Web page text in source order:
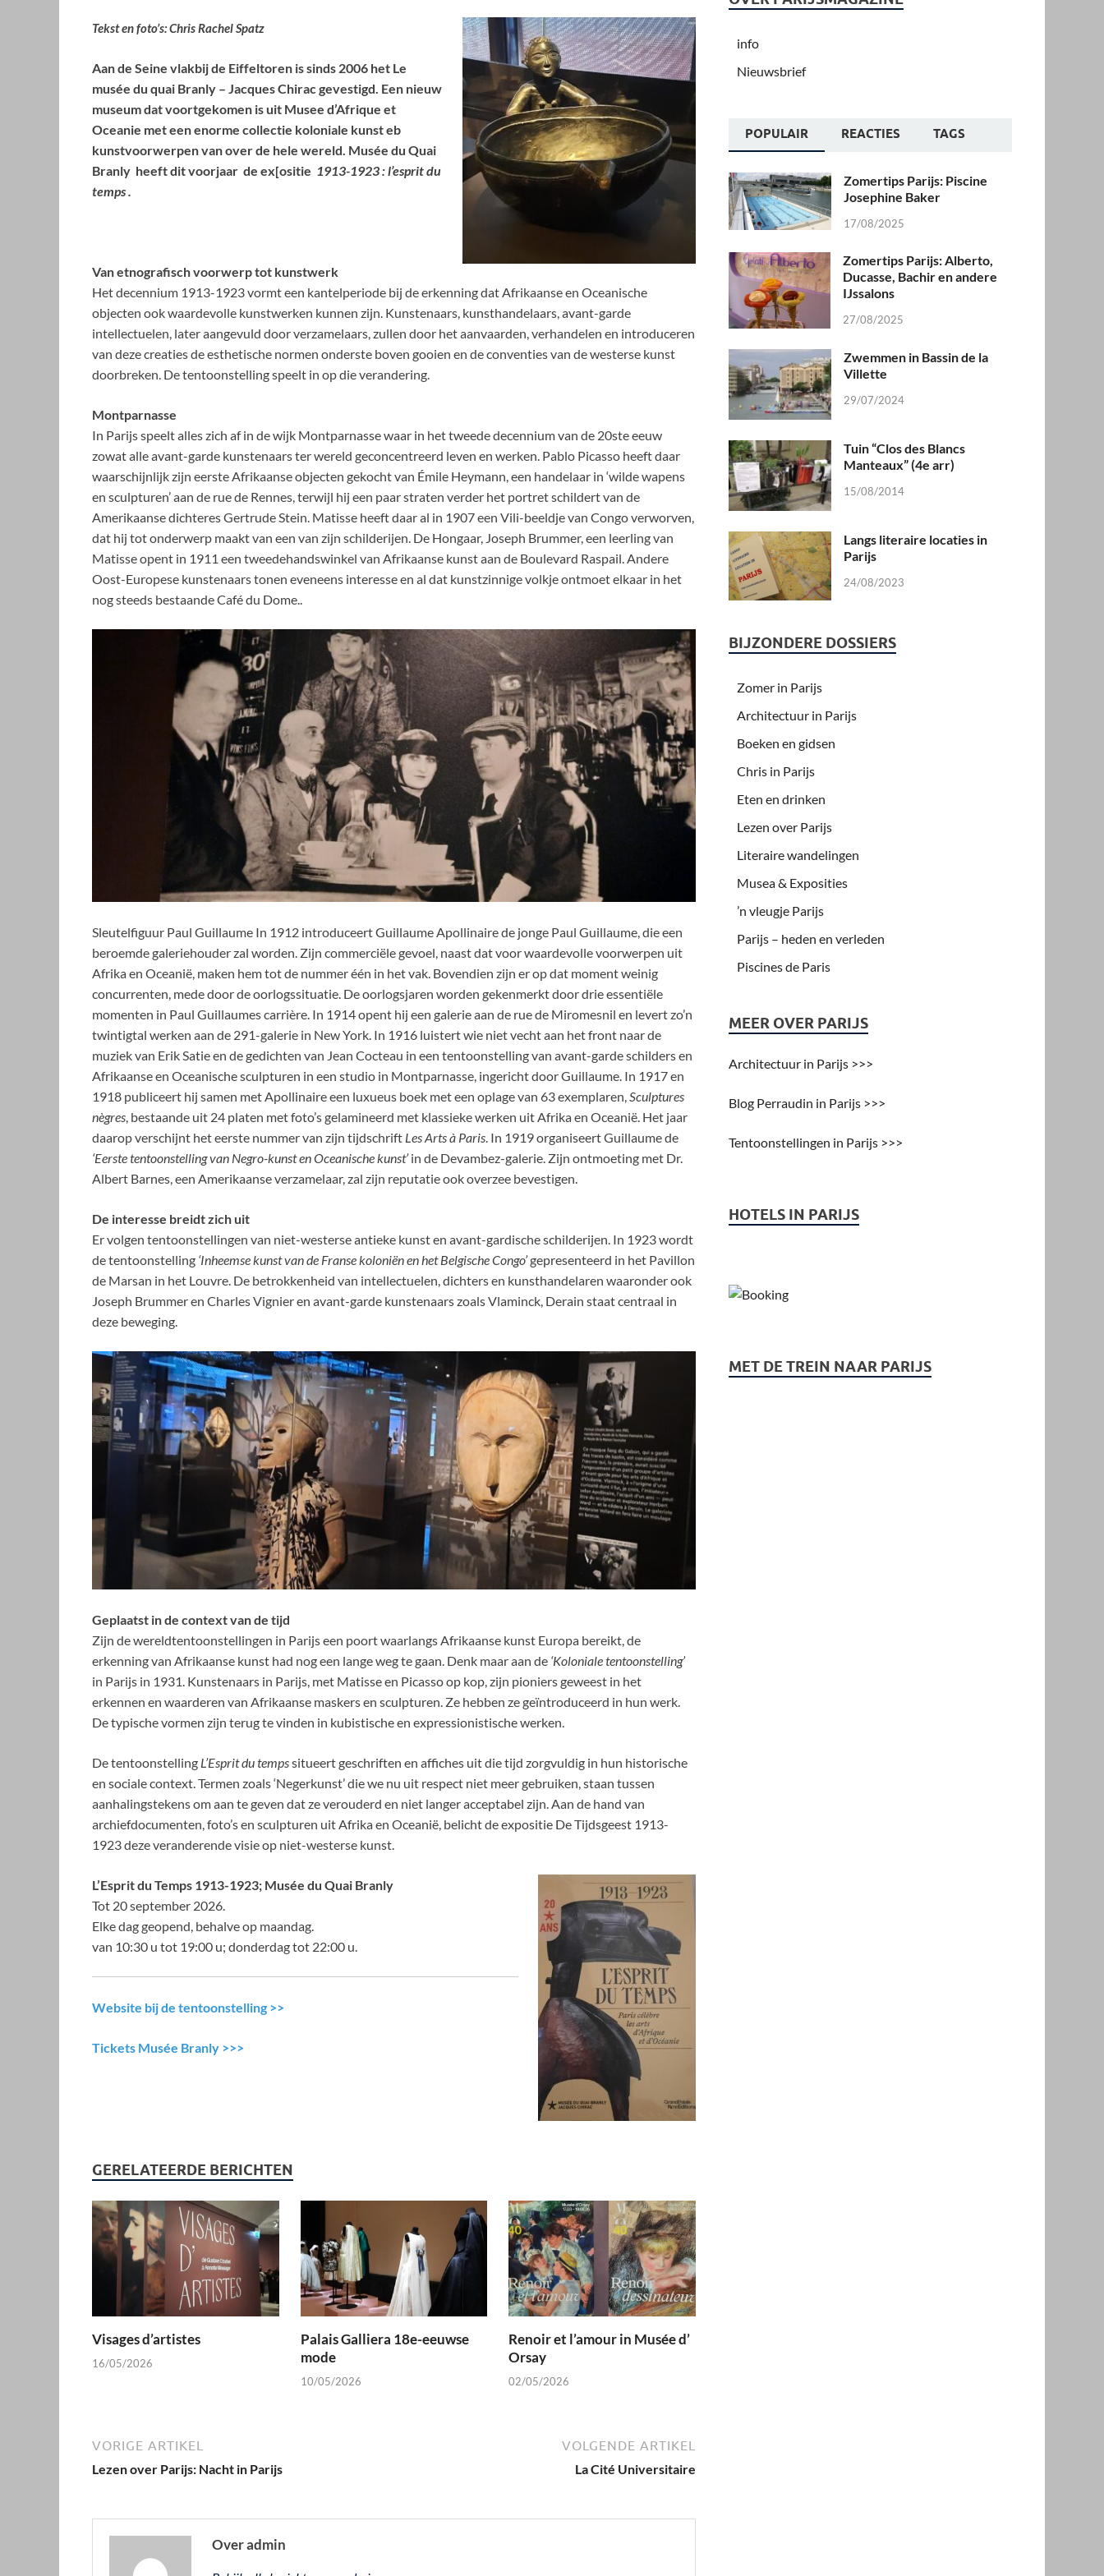
Tekst en foto’s: Chris Rachel Spatz
Aan de Seine vlakbij de Eiffeltoren is sinds 2006 het Le
musée du quai Branly – Jacques Chirac gevestigd. Een nieuw
museum dat voortgekomen is uit Musee d’Afrique et
Oceanie met een enorme collectie koloniale kunst eb
kunstvoorwerpen van over de hele wereld. Musée du Quai
Branly heeft dit voorjaar de ex[ositie 1913-1923 : l’esprit du
temps .
Van etnografisch voorwerp tot kunstwerk
Het decennium 1913-1923 vormt een kantelperiode bij de erkenning dat Afrikaanse en Oceanische
objecten ook waardevolle kunstwerken kunnen zijn. Kunstenaars, kunsthandelaars, avant-garde
intellectuelen, later aangevuld door verzamelaars, zullen door het aanvaarden, verhandelen en introduceren
van deze creaties de esthetische normen onderste boven gooien en de conventies van de westerse kunst
doorbreken. De tentoonstelling speelt in op die verandering.
Montparnasse
In Parijs speelt alles zich af in de wijk Montparnasse waar in het tweede decennium van de 20ste eeuw
zowat alle avant-garde kunstenaars ter wereld geconcentreerd leven en werken. Pablo Picasso heeft daar
waarschijnlijk zijn eerste Afrikaanse objecten gekocht van Émile Heymann, een handelaar in ‘wilde wapens
en sculpturen’ aan de rue de Rennes, terwijl hij een paar straten verder het portret schildert van de
Amerikaanse dichteres Gertrude Stein. Matisse heeft daar al in 1907 een Vili-beeldje van Congo verworven,
dat hij tot onderwerp maakt van een van zijn schilderijen. De Hongaar, Joseph Brummer, een leerling van
Matisse opent in 1911 een tweedehandswinkel van Afrikaanse kunst aan de Boulevard Raspail. Andere
Oost-Europese kunstenaars tonen eveneens interesse en al dat kunstzinnige volkje ontmoet elkaar in het
nog steeds bestaande Café du Dome..
Sleutelfiguur Paul Guillaume In 1912 introduceert Guillaume Apollinaire de jonge Paul Guillaume, die een
beroemde galeriehouder zal worden. Zijn commerciële gevoel, naast dat voor waardevolle voorwerpen uit
Afrika en Oceanië, maken hem tot de nummer één in het vak. Bovendien zijn er op dat moment weinig
concurrenten, mede door de oorlogssituatie. De oorlogsjaren worden gekenmerkt door drie essentiële
momenten in Paul Guillaumes carrière. In 1914 opent hij een galerie aan de rue de Miromesnil en levert zo’n
twintigtal werken aan de 291-galerie in New York. In 1916 luistert wie niet vecht aan het front naar de
muziek van Erik Satie en de gedichten van Jean Cocteau in een tentoonstelling van avant-garde schilders en
Afrikaanse en Oceanische sculpturen in een studio in Montparnasse, ingericht door Guillaume. In 1917 en
1918 publiceert hij samen met Apollinaire een luxueus boek met een oplage van 63 exemplaren, Sculptures
nègres , bestaande uit 24 platen met foto’s gelamineerd met klassieke werken uit Afrika en Oceanië. Het jaar
daarop verschijnt het eerste nummer van zijn tijdschrift Les Arts à Paris . In 1919 organiseert Guillaume de
‘Eerste tentoonstelling van Negro-kunst en Oceanische kunst’in de Devambez-galerie. Zijn ontmoeting met Dr.
Albert Barnes, een Amerikaanse verzamelaar, zal zijn reputatie ook overzee bevestigen.
De interesse breidt zich uit
Er volgen tentoonstellingen van niet-westerse antieke kunst en avant-gardische schilderijen. In 1923 wordt
de tentoonstelling ‘Inheemse kunst van de Franse koloniën en het Belgische Congo’gepresenteerd in het Pavillon
de Marsan in het Louvre. De betrokkenheid van intellectuelen, dichters en kunsthandelaren waaronder ook
Joseph Brummer en Charles Vignier en avant-garde kunstenaars zoals Vlaminck, Derain staat centraal in
deze beweging.
Geplaatst in de context van de tijd
Zijn de wereldtentoonstellingen in Parijs een poort waarlangs Afrikaanse kunst Europa bereikt, de
erkenning van Afrikaanse kunst had nog een lange weg te gaan. Denk maar aan de ‘Koloniale tentoonstelling’
in Parijs in 1931. Kunstenaars in Parijs, met Matisse en Picasso op kop, zijn pioniers geweest in het
erkennen en waarderen van Afrikaanse maskers en sculpturen. Ze hebben ze geïntroduceerd in hun werk.
De typische vormen zijn terug te vinden in kubistische en expressionistische werken.
De tentoonstelling L’Esprit du tempssitueert geschriften en affiches uit die tijd zorgvuldig in hun historische
en sociale context. Termen zoals ‘Negerkunst’ die we nu uit respect niet meer gebruiken, staan tussen
aanhalingstekens om aan te geven dat ze verouderd en niet langer acceptabel zijn. Aan de hand van
archiefdocumenten, foto’s en sculpturen uit Afrika en Oceanië, belicht de expositie De Tijdsgeest 1913-
1923 deze veranderende visie op niet-westerse kunst.
L’Esprit du Temps 1913-1923; Musée du Quai Branly
Tot 20 september 2026.
Elke dag geopend, behalve op maandag.
van 10:30 u tot 19:00 u; donderdag tot 22:00 u.
Website bij de tentoonstelling >>
Tickets Musée Branly >>>
GERELATEERDE BERICHTEN
Visages d’artistes
16/05/2026
Palais Galliera 18e-eeuwse
mode
10/05/2026
Renoir et l’amour in Musée d’
Orsay
02/05/2026
VORIGE ARTIKEL
Lezen over Parijs: Nacht in Parijs
VOLGENDE ARTIKEL
La Cité Universitaire
Over admin
info
Nieuwsbrief
POPULAIR REACTIES TAGS
Zomertips Parijs: Piscine
Josephine Baker
17/08/2025
Zomertips Parijs: Alberto,
Ducasse, Bachir en andere
IJssalons
27/08/2025
Zwemmen in Bassin de la
Villette
29/07/2024
Tuin “Clos des Blancs
Manteaux” (4e arr)
15/08/2014
Langs literaire locaties in
Parijs
24/08/2023
BIJZONDERE DOSSIERS
Zomer in Parijs
Architectuur in Parijs
Boeken en gidsen
Chris in Parijs
Eten en drinken
Lezen over Parijs
Literaire wandelingen
Musea & Exposities
’n vleugje Parijs
Parijs – heden en verleden
Piscines de Paris
MEER OVER PARIJS
Architectuur in Parijs >>>
Blog Perraudin in Parijs >>>
Tentoonstellingen in Parijs >>>
HOTELS IN PARIJS
MET DE TREIN NAAR PARIJS